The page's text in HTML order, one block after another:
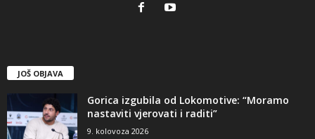
JOŠ OBJAVA
Gorica izgubila od Lokomotive: “Moramo
nastaviti vjerovati i raditi”
9. kolovoza 2026